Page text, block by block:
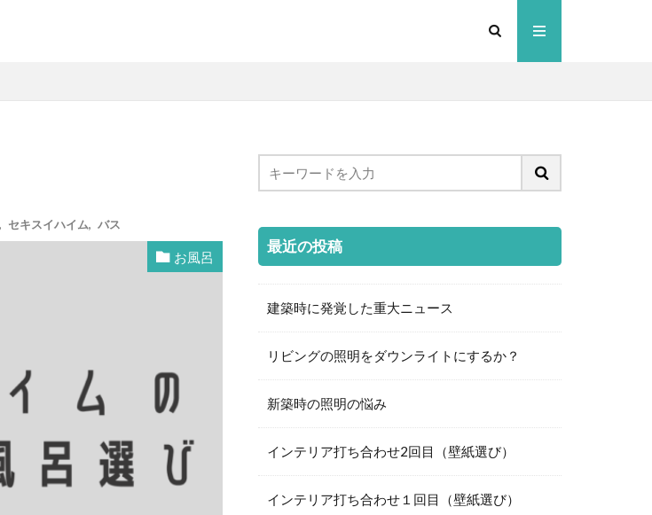
セキスイハイム バス
お風呂
最近の投稿
建築時に発覚した重大ニュース
リビングの照明をダウンライトにするか？
新築時の照明の悩み
インテリア打ち合わせ2回目（壁紙選び）
インテリア打ち合わせ１回目（壁紙選び）